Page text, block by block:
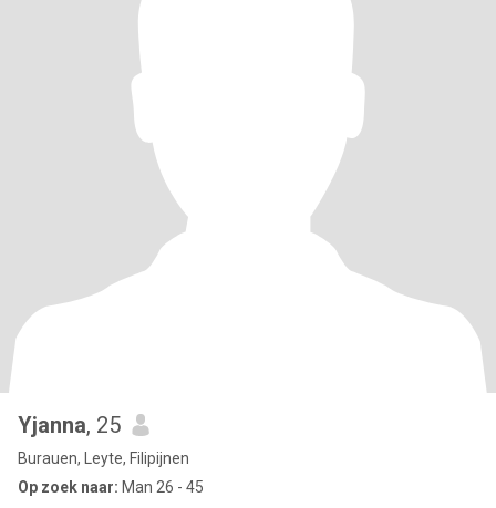
Yjanna, 25
Burauen, Leyte, Filipijnen
Op zoek naar: Man 26 - 45